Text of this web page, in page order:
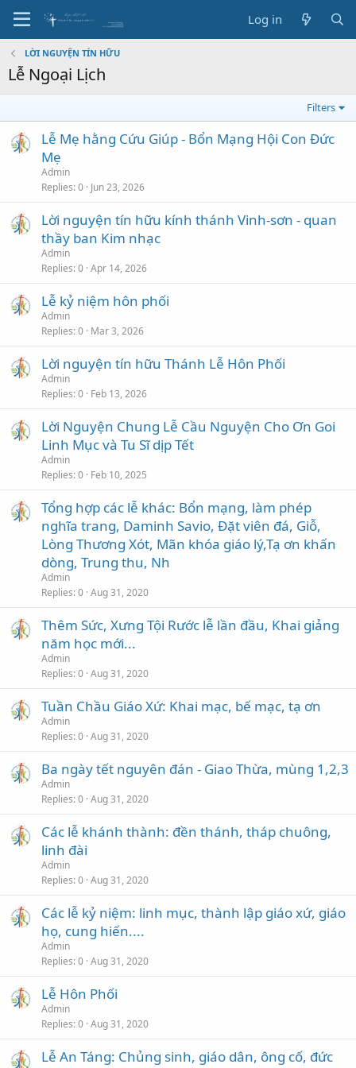
Log in
LỜI NGUYỆN TÍN HỮU
Lễ Ngoại Lịch
Filters
Lễ Mẹ hằng Cứu Giúp - Bổn Mạng Hội Con Đức
Mẹ
Admin
Replies 0 Jun 23, 2026
Lời nguyện tín hữu kính thánh Vinh-sơn - quan
thầy ban Kim nhạc
Admin
Replies 0 Apr 14, 2026
Lễ kỷ niệm hôn phối
Admin
Replies 0 Mar 3, 2026
Lời nguyện tín hữu Thánh Lễ Hôn Phối
Admin
Replies 0 Feb 13, 2026
Lời Nguyện Chung Lễ Cầu Nguyện Cho Ơn Goi
Linh Mục và Tu Sĩ dịp Tết
Admin
Replies 0 Feb 10, 2025
Tổng hợp các lễ khác: Bổn mạng, làm phép
nghĩa trang, Daminh Savio, Đặt viên đá, Giỗ,
Lòng Thương Xót, Mãn khóa giáo lý,Tạ ơn khấn
dòng, Trung thu, Nh
Admin
Replies 0 Aug 31, 2020
Thêm Sức, Xưng Tội Rước lễ lần đầu, Khai giảng
năm học mới...
Admin
Replies 0 Aug 31, 2020
Tuần Chầu Giáo Xứ: Khai mạc, bế mạc, tạ ơn
Admin
Replies 0 Aug 31, 2020
Ba ngày tết nguyên đán - Giao Thừa, mùng 1,2,3
Admin
Replies 0 Aug 31, 2020
Các lễ khánh thành: đền thánh, tháp chuông,
linh đài
Admin
Replies 0 Aug 31, 2020
Các lễ kỷ niệm: linh mục, thành lập giáo xứ, giáo
họ, cung hiến....
Admin
Replies 0 Aug 31, 2020
Lễ Hôn Phối
Admin
Replies 0 Aug 31, 2020
Lễ An Táng: Chủng sinh, giáo dân, ông cố, đức